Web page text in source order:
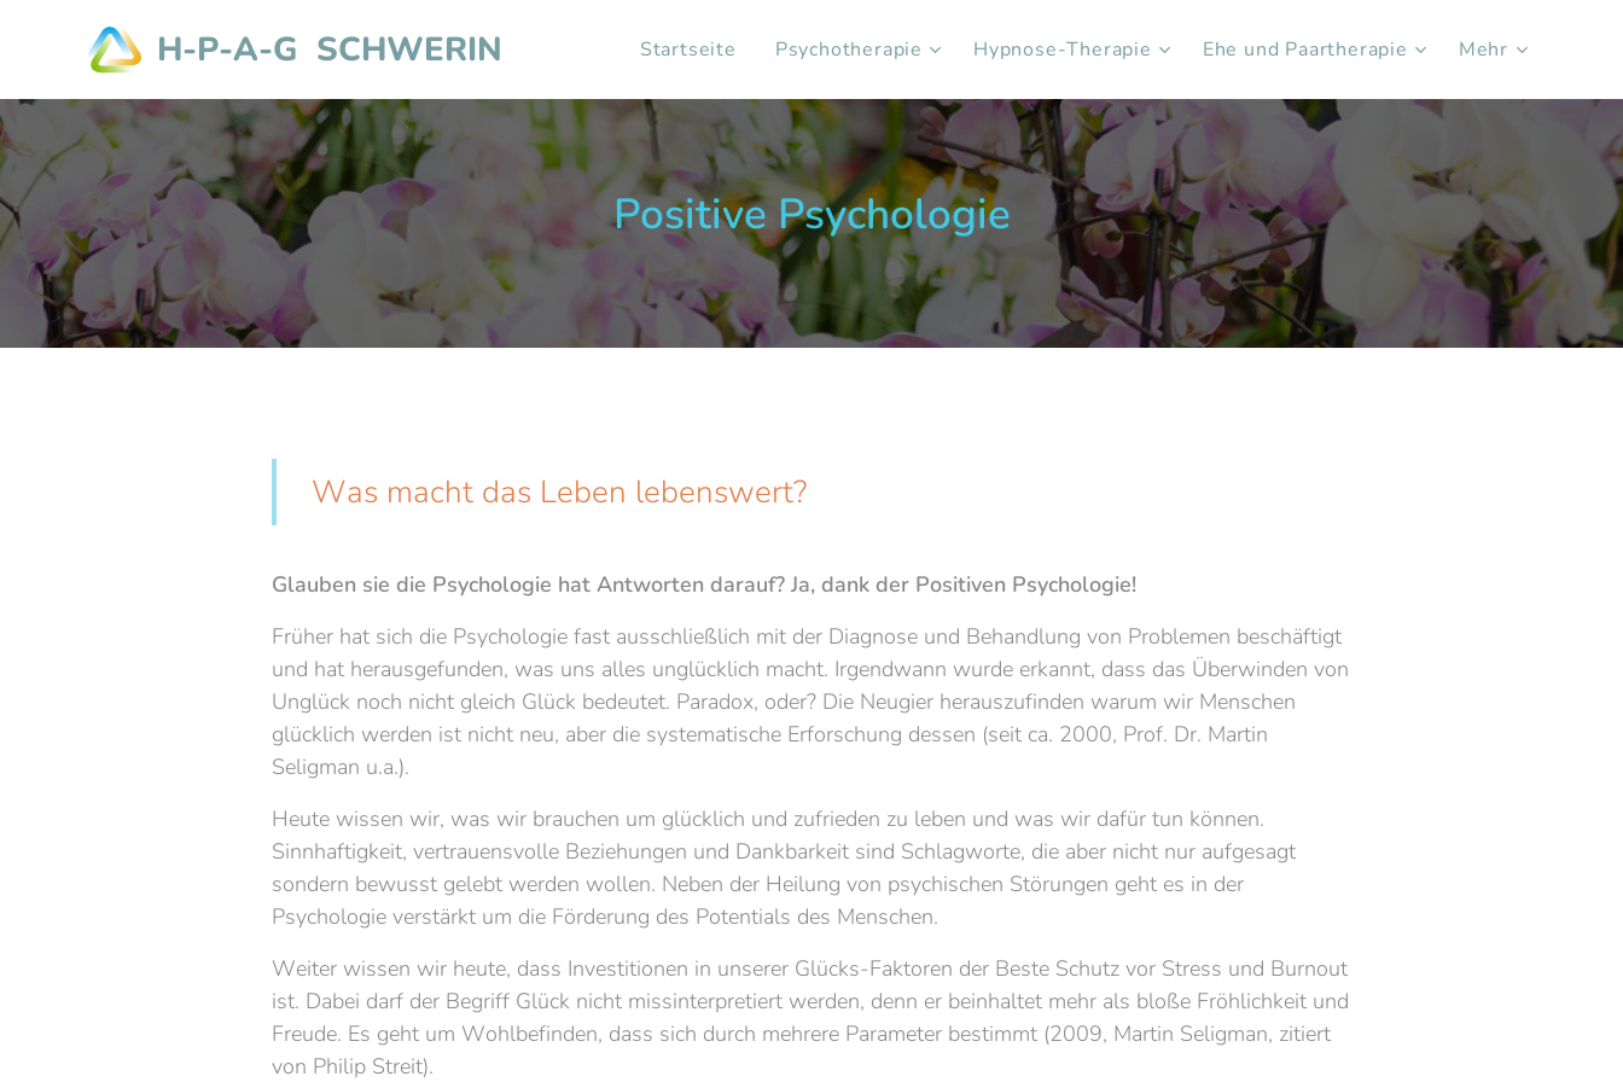
H-P-A-G SCHWERIN Startseite Psychotherapie Hypnose-Therapie Ehe und Paartherapie Mehr
Positive Psychologie
Was macht das Leben lebenswert?
Glauben sie die Psychologie hat Antworten darauf? Ja, dank der Positiven Psychologie!
Früher hat sich die Psychologie fast ausschließlich mit der Diagnose und Behandlung von Problemen beschäftigt
und hat herausgefunden, was uns alles unglücklich macht. Irgendwann wurde erkannt, dass das Überwinden von
Unglück noch nicht gleich Glück bedeutet. Paradox, oder? Die Neugier herauszufinden warum wir Menschen
glücklich werden ist nicht neu, aber die systematische Erforschung dessen (seit ca. 2000, Prof. Dr. Martin
Seligman u.a.).
Heute wissen wir, was wir brauchen um glücklich und zufrieden zu leben und was wir dafür tun können.
Sinnhaftigkeit, vertrauensvolle Beziehungen und Dankbarkeit sind Schlagworte, die aber nicht nur aufgesagt
sondern bewusst gelebt werden wollen. Neben der Heilung von psychischen Störungen geht es in der
Psychologie verstärkt um die Förderung des Potentials des Menschen.
Weiter wissen wir heute, dass Investitionen in unserer Glücks-Faktoren der Beste Schutz vor Stress und Burnout
ist. Dabei darf der Begriff Glück nicht missinterpretiert werden, denn er beinhaltet mehr als bloße Fröhlichkeit und
Freude. Es geht um Wohlbefinden, dass sich durch mehrere Parameter bestimmt (2009, Martin Seligman, zitiert
von Philip Streit).